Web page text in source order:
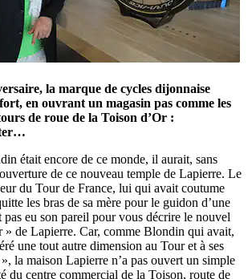
la marque de cycles dijonnaise
en ouvrant un magasin pas comme les
de roue de la Toison d’Or :
était encore de ce monde, il aurait, sans
de ce nouveau temple de Lapierre. Le
du Tour de France, lui qui avait coutume
les bras de sa mère pour le guidon d’une
pas eu son pareil pour vous décrire le nouvel
» de Lapierre. Car, comme Blondin qui avait,
une tout autre dimension au Tour et à ses
la maison Lapierre n’a pas ouvert un simple
du centre commercial de la Toison, route de